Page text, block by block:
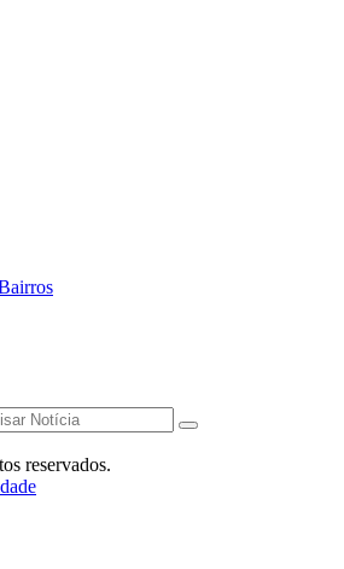
reservados.